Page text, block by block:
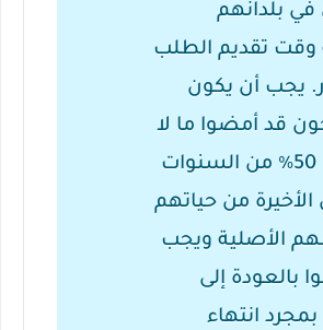
بلدانهم
وقت تقديم الطلب
يجب أن يكون
قد أمضوا ما لا
يقل عن 50٪ من السنوات
من حياتهم
الأصلية ويجب
بالعودة إلى
انتهاء